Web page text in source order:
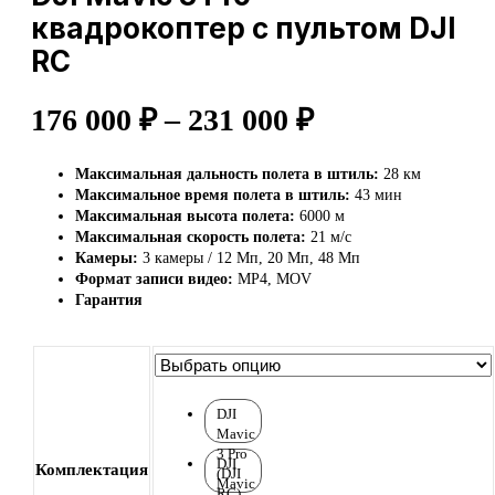
квадрокоптер с пультом DJI
RC
176 000 ₽ – 231 000 ₽Диапазон
176
000 ₽
000 ₽
Максимальная дальность полета в штиль: 28 км
Максимальное время полета в штиль: 43 мин
Максимальная высота полета: 6000 м
Максимальная скорость полета: 21 м/с
Камеры: 3 камеры / 12 Мп, 20 Мп, 48 Мп
Формат записи видео: MP4, MOV
Гарантия
Комплектация
DJI
Mavic
3 Pro
(DJI
DJI
Mavic